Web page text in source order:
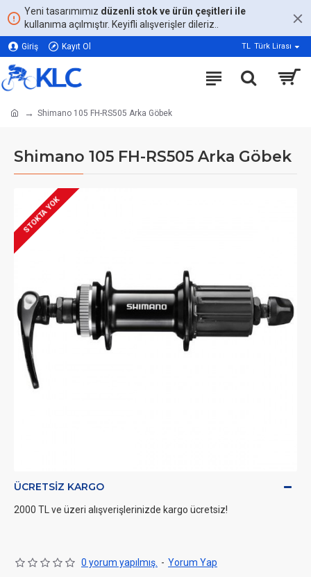
Yeni tasarımımız düzenli stok ve ürün çeşitleri ile
kullanıma açılmıştır. Keyifli alışverişler dileriz..
Giriş Kayıt Ol TL Türk Lirası
Shimano 105 FH-RS505 Arka Göbek
Shimano 105 FH-RS505 Arka Göbek
STOKTA YOK
ÜCRETSIZ KARGO
2000 TL ve üzeri alışverişlerinizde kargo ücretsiz!
0 yorum yapılmış. - Yorum Yap